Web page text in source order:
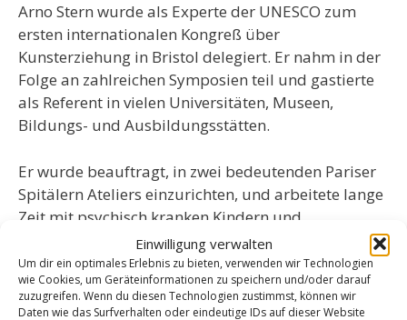
Einwilligung verwalten
Um dir ein optimales Erlebnis zu bieten, verwenden wir Technologien
wie Cookies, um Geräteinformationen zu speichern und/oder darauf
zuzugreifen. Wenn du diesen Technologien zustimmst, können wir
Daten wie das Surfverhalten oder eindeutige IDs auf dieser Website
Arno Stern wurde als Experte der UNESCO zum
ersten internationalen Kongreß über
Kunsterziehung in Bristol delegiert. Er nahm in der
Folge an zahlreichen Symposien teil und gastierte
als Referent in vielen Universitäten, Museen,
Bildungs- und Ausbildungsstätten.
Er wurde beauftragt, in zwei bedeutenden Pariser
Spitälern Ateliers einzurichten, und arbeitete lange
Zeit mit psychisch kranken Kindern und
Erwachsenen. Von Arno Stern ausgebildete
Mitarbeiter führten diese Arbeit auch in Schulen,
Pflegeheime, Kulturzentren ein.